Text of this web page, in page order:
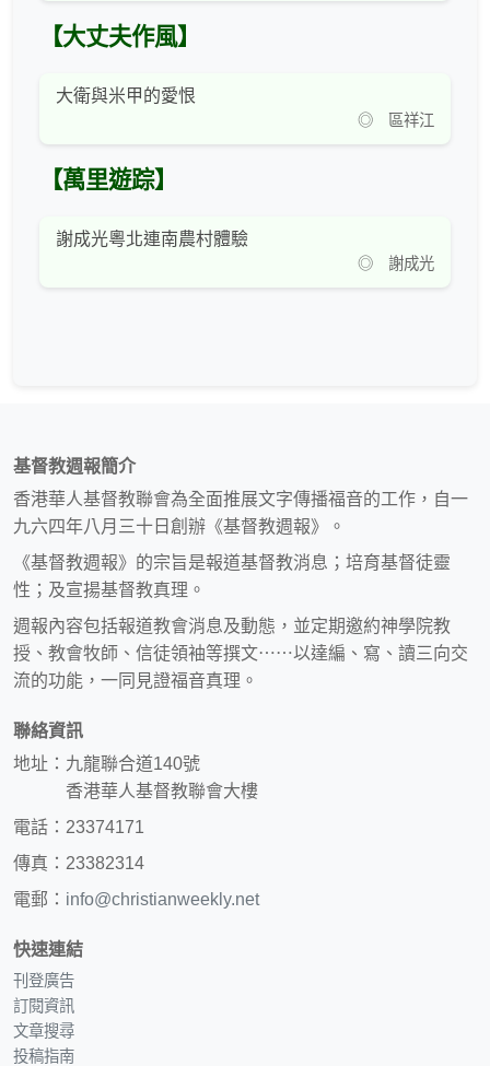
【大丈夫作風】
大衛與米甲的愛恨
◎ 區祥江
【萬里遊踪】
謝成光粵北連南農村體驗
◎ 謝成光
基督教週報簡介
香港華人基督教聯會為全面推展文字傳播福音的工作，自一
九六四年八月三十日創辦《基督教週報》。
《基督教週報》的宗旨是報道基督教消息；培育基督徒靈
性；及宣揚基督教真理。
週報內容包括報道教會消息及動態，並定期邀約神學院教
授、教會牧師、信徒領袖等撰文⋯⋯以達編、寫、讀三向交
流的功能，一同見證福音真理。
聯絡資訊
地址：九龍聯合道140號
香港華人基督教聯會大樓
電話：23374171
傳真：23382314
電郵： info@christianweekly.net
快速連結
刊登廣告
訂閱資訊
文章搜尋
投稿指南